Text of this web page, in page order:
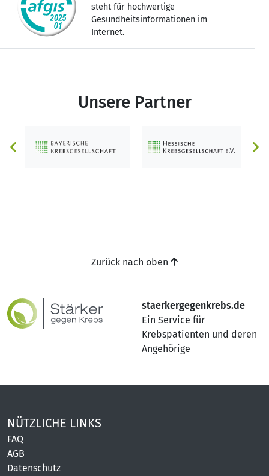
steht für hochwertige
Gesundheitsinformationen im
Internet.
Unsere Partner
staerkergegenkrebs.de
Ein Service für
Krebspatienten und deren
Angehörige
Zurück nach oben
NÜTZLICHE LINKS
FAQ
AGB
Datenschutz